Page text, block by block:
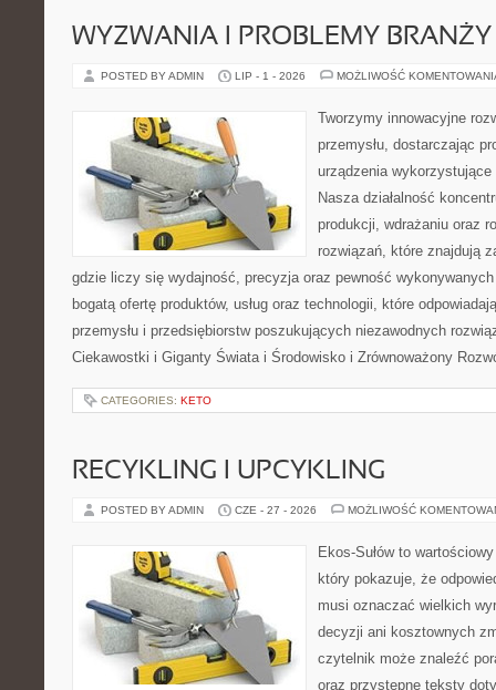
WYZWANIA I PROBLEMY BRANŻY
POSTED BY ADMIN LIP - 1 - 2026 MOŻLIWOŚĆ
Tworzymy innowacyjne
przemysłu, dostarczając
urządzenia
Nasza działalność
produkcji, wdrażaniu oraz
rozwiązań, które znajdują
gdzie liczy się wydajność, precyzja oraz pewność
bogatą ofertę produktów, usług oraz technologii, które
przemysłu i przedsiębiorstw poszukujących niezawodnych
Ciekawostki i Giganty Świata i Środowisko i Zrównoważony
CATEGORIES: KETO
RECYKLING I UPCYKLING
POSTED BY ADMIN CZE - 27 - 2026 MOŻLIWOŚĆ
Ekos-Sułów to
który pokazuje, że
musi oznaczać wielkich
decyzji ani kosztownych
czytelnik może znaleźć
oraz przystępne teksty